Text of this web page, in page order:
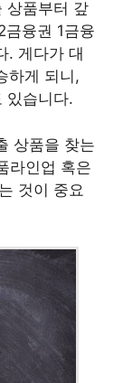
상품부터 갚
융권 1금융
. 게다가 대
하게 되니,
있습니다.
상품을 찾는
라인업 혹은
것이 중요